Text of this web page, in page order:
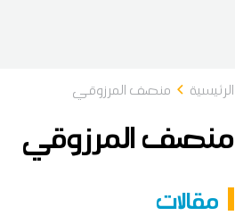
الرئيسية منصف المرزوقي
منصف المرزوقي
مقالات